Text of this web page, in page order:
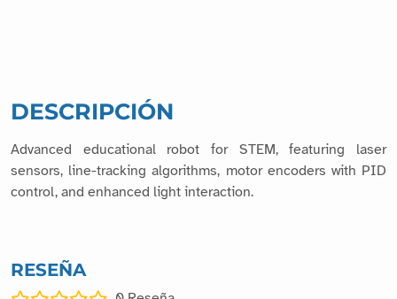
DESCRIPCIÓN
Advanced educational robot for STEM, featuring laser
sensors, line-tracking algorithms, motor encoders with PID
control, and enhanced light interaction.
RESEÑA
0 Reseña